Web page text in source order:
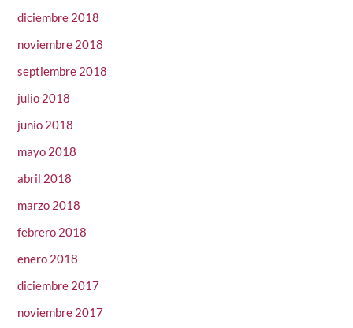
diciembre 2018
noviembre 2018
septiembre 2018
julio 2018
junio 2018
mayo 2018
abril 2018
marzo 2018
febrero 2018
enero 2018
diciembre 2017
noviembre 2017